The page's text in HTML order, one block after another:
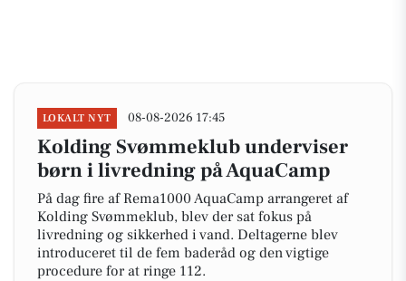
LOKALT NYT 08-08-2026 17:45
Kolding Svømmeklub underviser
børn i livredning på AquaCamp
På dag fire af Rema1000 AquaCamp arrangeret af
Kolding Svømmeklub, blev der sat fokus på
livredning og sikkerhed i vand. Deltagerne blev
introduceret til de fem baderåd og den vigtige
procedure for at ringe 112.